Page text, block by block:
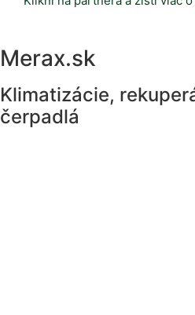
Merax.sk
Klimatizácie,
čerpadlá